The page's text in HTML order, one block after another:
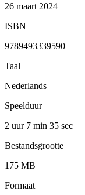
26 maart 2024
ISBN
9789493339590
Taal
Nederlands
Speelduur
2 uur 7 min 35 sec
Bestandsgrootte
175 MB
Formaat